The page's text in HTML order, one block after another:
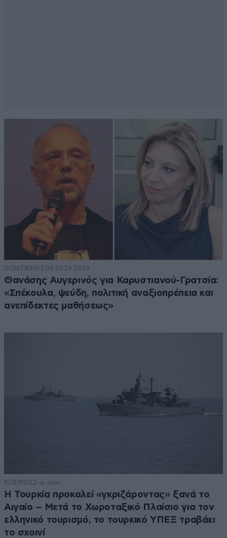
ΠΟΛΙΤΙΚΗ 07·08·2026 20:19
Θανάσης Αυγερινός για Καρυστιανού-Γρατσία:
«Σπέκουλα, ψεύδη, πολιτική αναξιοπρέπεια και
ανεπίδεκτες μαθήσεως»
ΚΟΣΜΟΣ2 ω. πριν
Η Τουρκία προκαλεί «γκριζάροντας» ξανά το
Αιγαίο – Μετά το Χωροταξικό Πλαίσιο για τον
ελληνικό τουρισμό, το τουρκικό ΥΠΕΞ τραβάει
το σχοινί